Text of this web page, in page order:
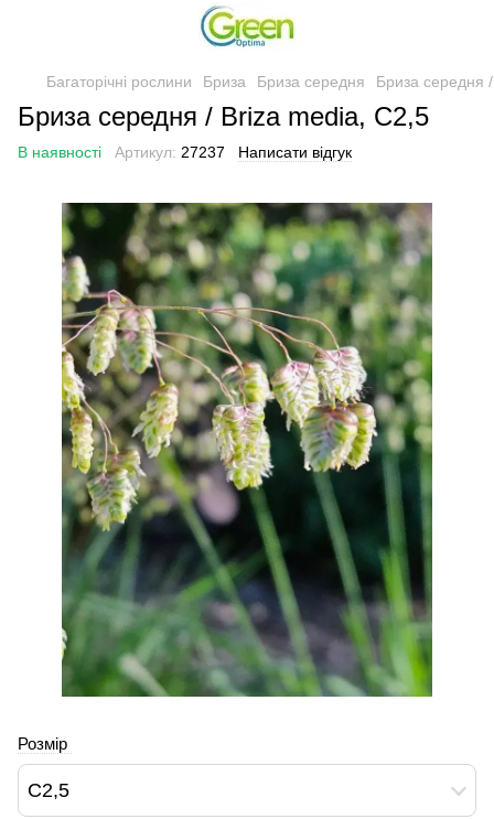
Багаторічні рослини Бриза Бриза середня Бриза середня
Бриза середня / Briza media, С2,5
В наявності Артикул: 27237 Написати відгук
Розмір
С2,5